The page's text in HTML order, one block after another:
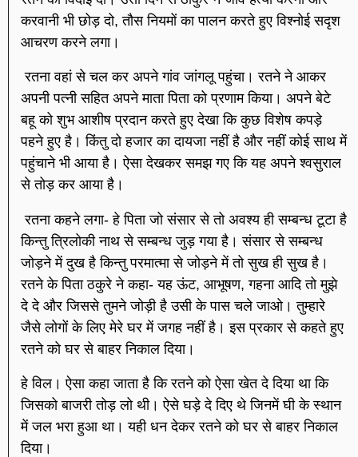
करवानी भी छोड़ दो, तौस नियमों का पालन करते हुए विश्नोई सदृश
आचरण करने लगा।
रतना वहां से चल कर अपने गांव जांगलू पहुंचा। रतने ने आकर
अपनी पत्नी सहित अपने माता पिता को प्रणाम किया। अपने बेटे
बहू को शुभ आशीष प्रदान करते हुए देखा कि कुछ विशेष कपड़े
पहने हुए है। किंतु दो हजार का दायजा नहीं है और नहीं कोई साथ में
पहुंचाने भी आया है। ऐसा देखकर समझ गए कि यह अपने श्वसुराल
से तोड़ कर आया है।
रतना कहने लगा- हे पिता जो संसार से तो अवश्य ही सम्बन्ध टूटा है
किन्तु त्रिलोकी नाथ से सम्बन्ध जुड़ गया है। संसार से सम्बन्ध
जोड़ने में दुख है किन्तु परमात्मा से जोड़ने में तो सुख ही सुख है।
रतने के पिता ठकुरे ने कहा- यह ऊंट, आभूषण, गहना आदि तो मुझे
दे दे और जिससे तुमने जोड़ी है उसी के पास चले जाओ। तुम्हारे
जैसे लोगों के लिए मेरे घर में जगह नहीं है। इस प्रकार से कहते हुए
रतने को घर से बाहर निकाल दिया।
हे विल। ऐसा कहा जाता है कि रतने को ऐसा खेत दे दिया था कि
जिसको बाजरी तोड़ लो थी। ऐसे घड़े दे दिए थे जिनमें घी के स्थान
में जल भरा हुआ था। यही धन देकर रतने को घर से बाहर निकाल
दिया।